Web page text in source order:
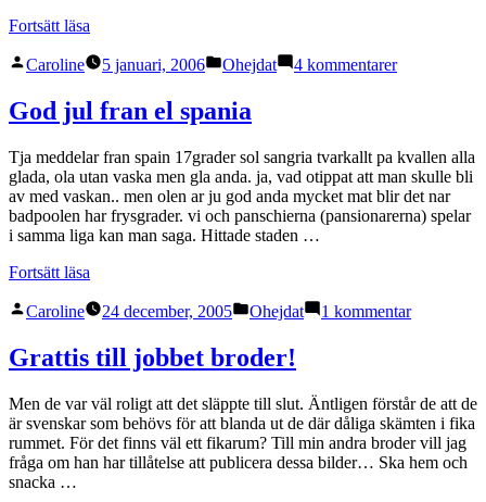
Fortsätt läsa
verkligheten”
Publicerat
Caroline 5 januari, 2006
Publicerat
Ohejdat 4 kommentarertill
God jul fran el spania
Tja meddelar fran spain 17grader sol sangria tvarkallt pa kvallen alla
glada, ola utan vaska men gla anda. ja, vad otippat att man skulle bli
av med vaskan.. men olen ar ju god anda mycket mat blir det nar
badpoolen har frysgrader. vi och panschierna (pansionarerna) spelar
i samma liga kan man saga. Hittade staden …
Fortsätt läsa
fran
spania”
Publicerat
Caroline 24 december, 2005
Publicerat
Ohejdat 1 kommentartill
spania
Grattis till jobbet broder!
Men de var väl roligt att det släppte till slut. Äntligen förstår de att de
är svenskar som behövs för att blanda ut de där dåliga skämten i fika
rummet. För det finns väl ett fikarum? Till min andra broder vill jag
fråga om han har tillåtelse att publicera dessa bilder… Ska hem och
snacka …